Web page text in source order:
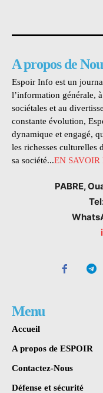
A propos de
Espoir Info est un
l’information générale,
sociétales et au
constante évolution,
dynamique et engagé,
les richesses culturelles
sa société...EN SAVOIR
PABRE,
Menu
Accueil
A propos de ESPOIR
Contactez-Nous
Défense et sécurité